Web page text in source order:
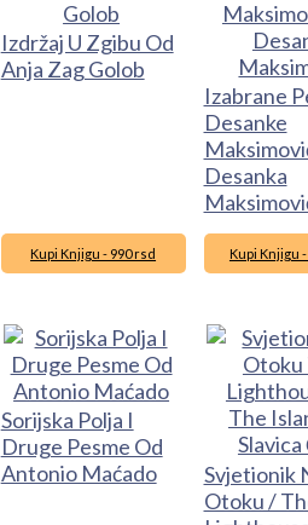
Izdržaj U Zgibu Od
Anja Zag Golob
Izabrane
Desanke
Desanka
Kupi Knjigu - 990 rsd
Sorijska Polja I
Druge Pesme Od
Antonio Maćado
Kupi Knjigu
Svjetionik
Otoku /